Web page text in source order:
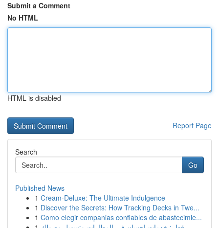
Submit a Comment
No HTML
HTML is disabled
Report Page
Search
Go
Published News
1 Cream-Deluxe: The Ultimate Indulgence
1 Discover the Secrets: How Tracking Decks in Twe...
1 Como elegir companias confiables de abastecimie...